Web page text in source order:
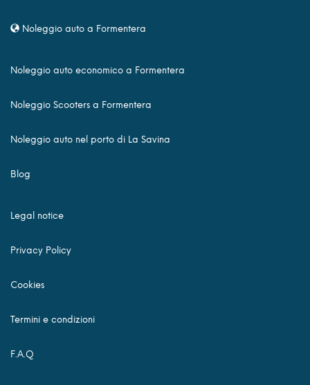
Noleggio auto a Formentera
Noleggio auto economico a Formentera
Noleggio Scooters a Formentera
Noleggio auto nel porto di La Savina
Blog
Legal notice
Privacy Policy
Cookies
Termini e condizioni
F.A.Q